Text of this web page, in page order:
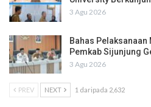
3 Agu 2026
Bahas Pelaksanaan
Pemkab Sijunjung
3 Agu 2026
PREV NEXT 1 daripada 2,632